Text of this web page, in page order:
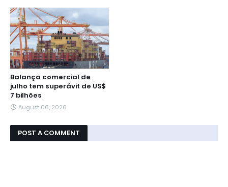
Balança comercial de
julho tem superávit de US$
7 bilhões
August 06, 2026
POST A COMMENT